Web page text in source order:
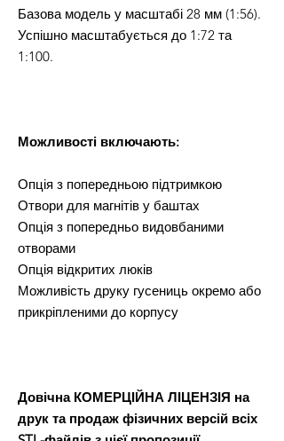
Базова модель у масштабі 28 мм (1:56).
Успішно масштабується до 1:72 та
1:100.
Можливості включають:
Опція з попередньою підтримкою
Отвори для магнітів у баштах
Опція з попередньо видовбаними
отворами
Опція відкритих люків
Можливість друку гусениць окремо або
прикріпленими до корпусу
Довічна КОМЕРЦІЙНА ЛІЦЕНЗІЯ на
друк та продаж фізичних версій всіх